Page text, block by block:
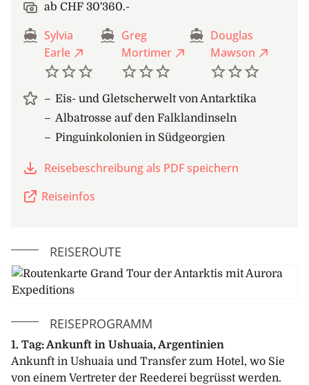
ab CHF 30'360.-
Sylvia
Earle
Greg
Mortimer
Douglas
Mawson
Eis- und Gletscherwelt von Antarktika
Albatrosse auf den Falklandinseln
Pinguinkolonien in Südgeorgien
Reisebeschreibung als PDF speichern
Reiseinfos
REISEROUTE
REISEPROGRAMM
1. Tag: Ankunft in Ushuaia, Argentinien
Ankunft in Ushuaia und Transfer zum Hotel, wo Sie
von einem Vertreter der Reederei begrüsst werden.